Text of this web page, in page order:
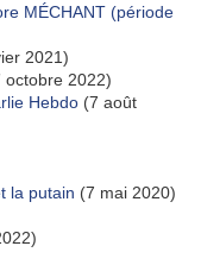
MÉCHANT (période
2021)
octobre 2022)
Hebdo (7 août
la putain (7 mai 2020)